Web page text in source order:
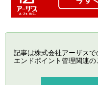
記事は株式会社アーザスで
エンドポイント管理関連